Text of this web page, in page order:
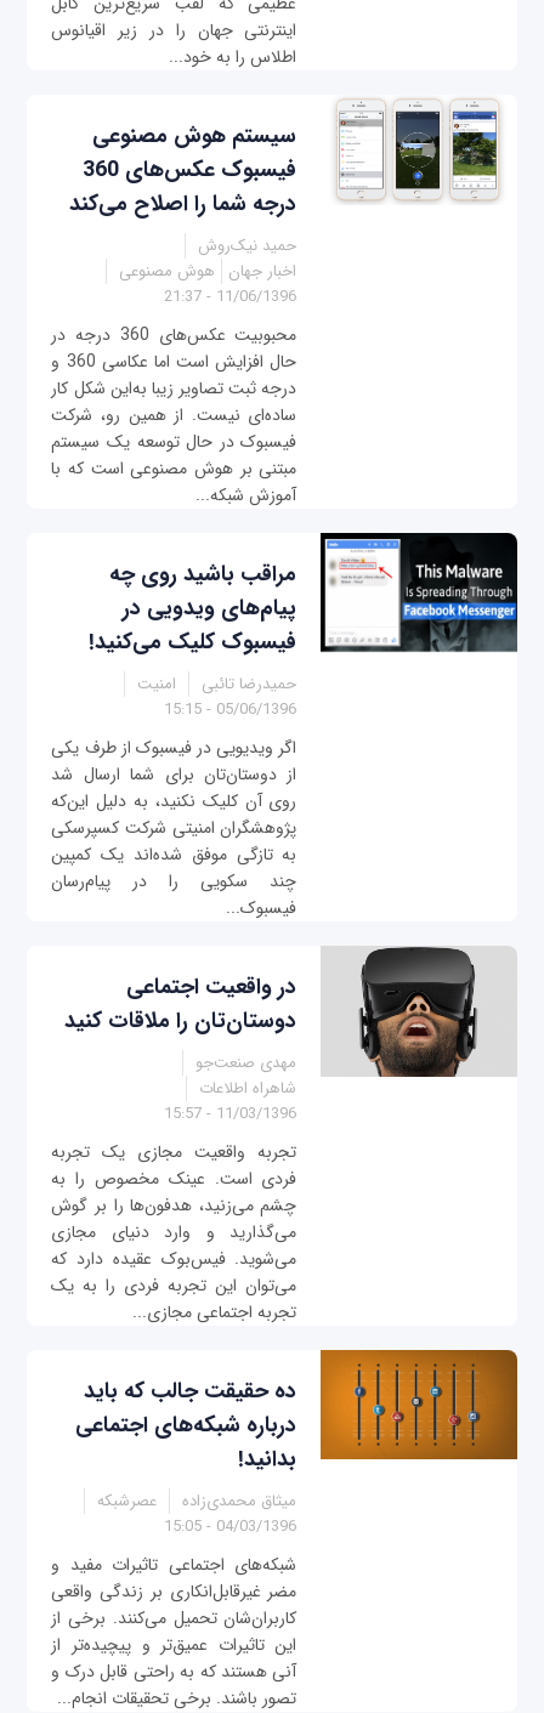
اینترنتی جهان را در زیر اقیانوس
اطلاس را به خود...
سیستم هوش مصنوعی
فیسبوک عکس‌های 360
درجه شما را اصلاح می‌کند
حمید نیک‌روش
اخبار جهان
هوش مصنوعی
11/06/1396 - 21:37
محبوبیت عکس‌های 360 درجه در
حال افزایش است اما عکاسی 360 و
درجه ثبت تصاویر زیبا به‌این شکل کار
ساده‌ای نیست. از همین رو، شرکت
فیسبوک در حال توسعه یک سیستم
مبتنی بر هوش مصنوعی است که با
آموزش شبکه...
مراقب باشید روی چه
پیام‌های ویدویی در
فیسبوک کلیک می‌کنید!
حمیدرضا تائبی
امنیت
05/06/1396 - 15:15
اگر ویدیویی در فیسبوک از طرف یکی
از دوستان‌تان برای شما ارسال شد
روی آن کلیک نکنید، به دلیل این‌که
پژوهشگران امنیتی شرکت کسپرسکی
به تازگی موفق شده‌اند یک کمپین
چند سکویی را در پیام‌رسان
فیسبوک...
در واقعیت اجتماعی
دوستان‌تان را ملاقات کنید
مهدی صنعت‌جو
شاهراه اطلاعات
11/03/1396 - 15:57
تجربه واقعیت مجازی یک تجربه
فردی است. عینک مخصوص را به
چشم می‌زنید، هدفون‌ها را بر گوش
می‌گذارید و وارد دنیای مجازی
می‌شوید. فیس‌بوک عقیده دارد که
می‌توان این تجربه فردی را به یک
تجربه اجتماعی مجازی...
ده حقیقت جالب که باید
درباره شبکه‌های اجتماعی
بدانید!
میثاق محمدی‌زاده
عصرشبکه
04/03/1396 - 15:05
شبکه‌های اجتماعی تاثیرات مفید و
مضر غیرقابل‌انکاری بر زندگی واقعی
کاربران‌شان تحمیل می‌کنند. برخی از
این تاثیرات عمیق‌تر و پیچیده‌تر از
آنی هستند که به راحتی قابل درک و
تصور باشند. برخی تحقیقات انجام...